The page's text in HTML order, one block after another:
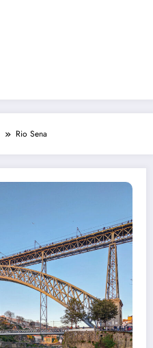
Rio Sena